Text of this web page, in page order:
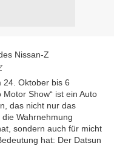
24. Oktober bis 6
Show“ ist ein Auto
das nicht nur das
Wahrnehmung
sondern auch für micht
hat: Der Datsun